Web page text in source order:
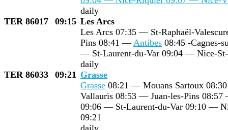
daily
TER 86017
09:15 Les Arcs
Les Arcs 07:35 — St-Raphaël-
Pins 08:41 — Antibes 08:45 -Cagnes-
— St-Laurent-du-Var 09:04 — Nice-
daily
TER 86033
09:21 Grasse
Grasse 08:21 — Mouans Sartoux
Vallauris 08:53 — Juan-les-Pins
09:06 — St-Laurent-du-Var 09:10 —
09:21
daily